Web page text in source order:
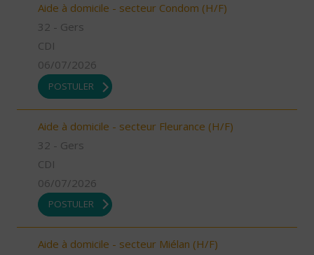
Aide à domicile - secteur Condom (H/F)
32 - Gers
CDI
06/07/2026
POSTULER
Aide à domicile - secteur Fleurance (H/F)
32 - Gers
CDI
06/07/2026
POSTULER
Aide à domicile - secteur Miélan (H/F)